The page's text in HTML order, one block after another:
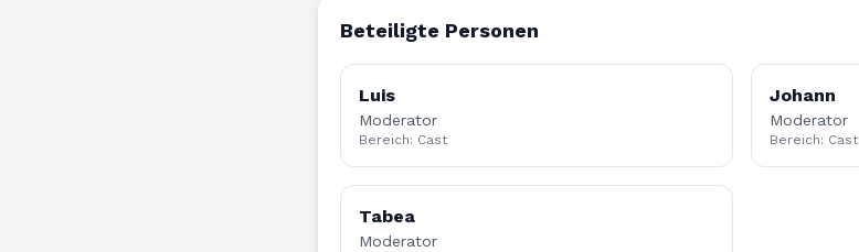
Beteiligte Personen
Luis
Moderator
Bereich: Cast
Johann
Moderator
Bereich: Cast
Tabea
Moderator